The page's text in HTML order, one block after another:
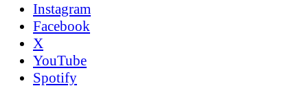
Instagram
Facebook
X
YouTube
Spotify